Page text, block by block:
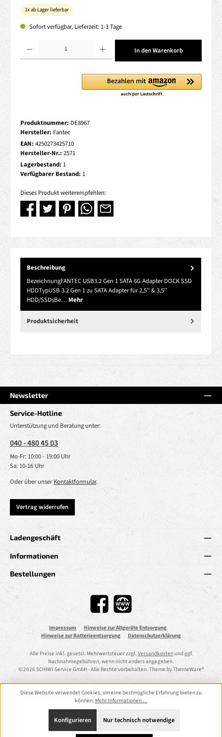
1x ab Lager lieferbar
Sofort verfügbar, Lieferzeit: 1-3 Tage
In den Warenkorb
Produktnummer: DE8967
Hersteller: Fantec
EAN: 4250273425710
Hersteller-Nr.: 2571
Lagerbestand: 1
Verfügbarer Bestand: 1
Dieses Produkt weiterempfehlen:
Beschreibung
BezeichnungFANTEC USB3.2 Gen 1 SATA 6G Adapter DOCK SSD
HDDTypUSB 3.2 Gen 1 zu SATA Adapter für 2,5'' & 3,5''
HDD/SSDsBe… Mehr
Produktsicherheit
Newsletter
Service-Hotline
Unterstützung und Beratung unter:
040 - 480 45 03
Mo-Fr: 10:00 - 19:00 Uhr
Sa: 10-16 Uhr
Oder über unserKontaktformular.
Vertrag widerrufen
Ladengeschäft
Informationen
Bestellungen
Facebook Website
Impressum
Hinweise zur Altgeräte Entsorgung
Hinweise zur Batterieentsorgung
Datenschutzerklärung
Alle Preise inkl. gesetzl. Mehrwertsteuer zzgl. Versandkostenund ggf.
Nachnahmegebühren, wenn nicht anders angegeben.
© 2026 SCHIWI-Service GmbH - Alle Rechte vorbehalten. Theme byThemeWare®
Diese Website verwendet Cookies, um eine bestmögliche Erfahrung bieten zu
können. Mehr Informationen ...
Nur technisch notwendige
Konfigurieren